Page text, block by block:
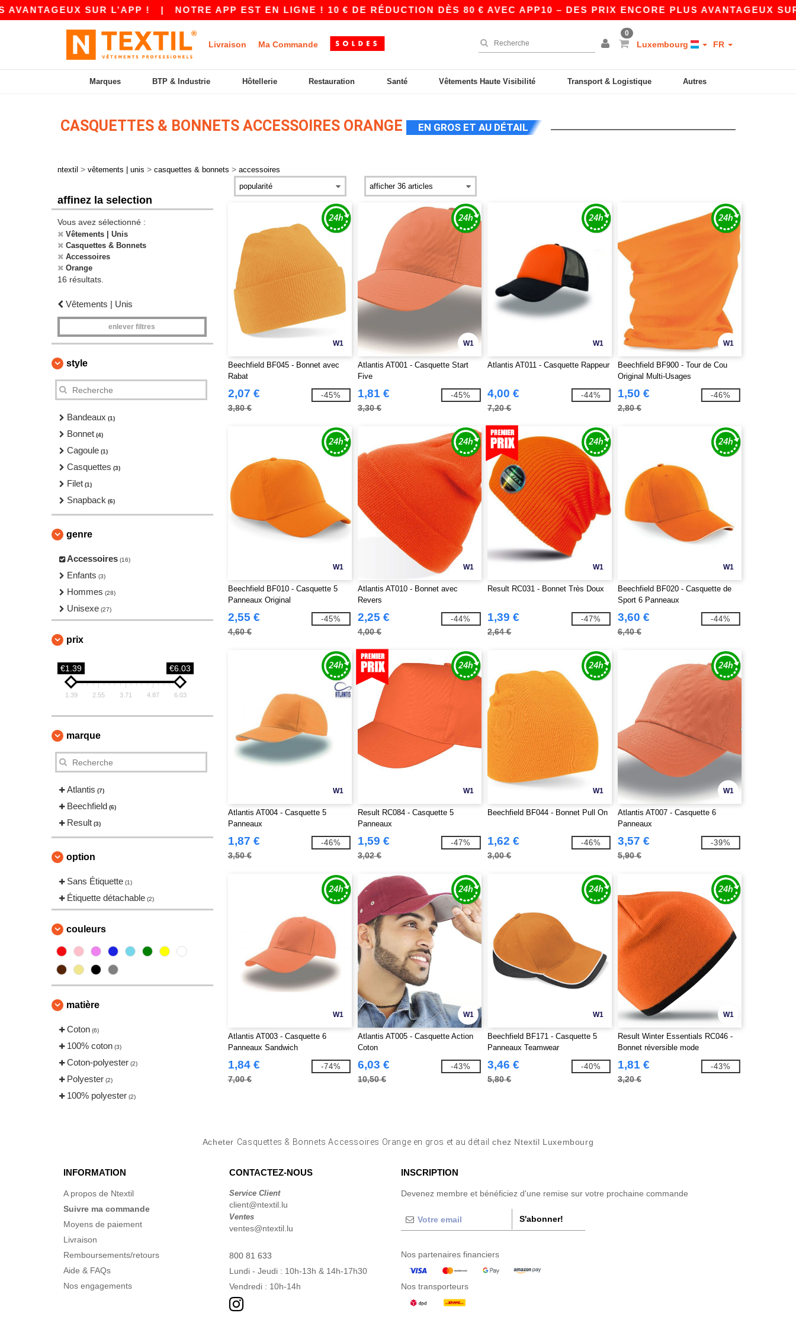
SUR L’APP !| NOTRE APP EST EN LIGNE ! 10 € DE RÉDUCTION DÈS 80 € AVEC APP10 – DES PRIX ENCORE PLUS AVANTAGEUX SUR
Livraison Ma Commande
0
Luxembourg FR
Marques BTP & Industrie Hôtellerie Restauration Santé Vêtements Haute Visibilité Transport & Logistique Autres
CASQUETTES & BONNETS ACCESSOIRES ORANGE EN GROS ET AU DÉTAIL
ntextil > vêtements | unis > casquettes & bonnets > accessoires
affinez la selection
Vous avez sélectionné :
Vêtements | Unis
Casquettes & Bonnets
Accessoires
Orange
16 résultats.
Vêtements | Unis
enlever filtres
style
Bandeaux (1)
Bonnet (4)
Cagoule (1)
Casquettes (3)
Filet (1)
Snapback (6)
genre
Accessoires (16)
Enfants (3)
Hommes (28)
Unisexe (27)
prix
€1.39 €6.03
1.39 2.55 3.71 4.87 6.03
marque
Atlantis (7)
Beechfield (6)
Result (3)
option
Sans Étiquette (1)
Étiquette détachable (2)
couleurs
matière
Coton (6)
100% coton (3)
Coton-polyester (2)
Polyester (2)
100% polyester (2)
W1
Beechfield BF045 - Bonnet avec
Rabat
2,07 €
3,80 €
-45%
W1
Atlantis AT001 - Casquette Start
Five
1,81 €
3,30 €
-45%
W1
Atlantis AT011 - Casquette Rappeur
4,00 €
7,20 €
-44%
W1
Beechfield BF900 - Tour de Cou
Original Multi-Usages
1,50 €
2,80 €
-46%
W1
Beechfield BF010 - Casquette 5
Panneaux Original
2,55 €
4,60 €
-45%
W1
Atlantis AT010 - Bonnet avec
Revers
2,25 €
4,00 €
-44%
W1
Result RC031 - Bonnet Très Doux
1,39 €
2,64 €
-47%
W1
Beechfield BF020 - Casquette de
Sport 6 Panneaux
3,60 €
6,40 €
-44%
W1
Atlantis AT004 - Casquette 5
Panneaux
1,87 €
3,50 €
-46%
W1
Result RC084 - Casquette 5
Panneaux
1,59 €
3,02 €
-47%
W1
Beechfield BF044 - Bonnet Pull On
1,62 €
3,00 €
-46%
W1
Atlantis AT007 - Casquette 6
Panneaux
3,57 €
5,90 €
-39%
W1
Atlantis AT003 - Casquette 6
Panneaux Sandwich
1,84 €
7,00 €
-74%
W1
Atlantis AT005 - Casquette Action
Coton
6,03 €
10,50 €
-43%
W1
Beechfield BF171 - Casquette 5
Panneaux Teamwear
3,46 €
5,80 €
-40%
W1
Result Winter Essentials RC046 -
Bonnet réversible mode
1,81 €
3,20 €
-43%
Acheter Casquettes & Bonnets Accessoires Orange en gros et au détail chez Ntextil Luxembourg
INFORMATION
A propos de Ntextil
Suivre ma commande
Moyens de paiement
Livraison
Remboursements/retours
Aide & FAQs
Nos engagements
CONTACTEZ-NOUS
Service Client
client@ntextil.lu
Ventes
ventes@ntextil.lu
800 81 633
Lundi - Jeudi : 10h-13h & 14h-17h30
Vendredi : 10h-14h
INSCRIPTION
Devenez membre et bénéficiez d'une remise sur votre prochaine commande
S'abonner!
Nos partenaires financiers
Nos transporteurs